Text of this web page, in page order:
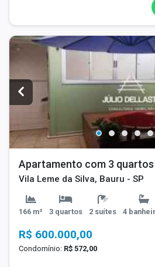
Apartamento com 3 quartos
Vila Leme da Silva, Bauru - SP
166 m² 3 quartos 2 suítes 4
R$ 600.000,00
Condomínio: R$ 572,00